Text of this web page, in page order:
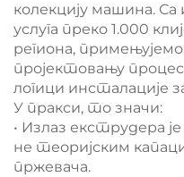
колекцију машина.
услуга преко 1.000
региона,
пројектовању
логици инсталације
У пракси, то значи:
• Излаз екструдера
не теоријским
пржевача.